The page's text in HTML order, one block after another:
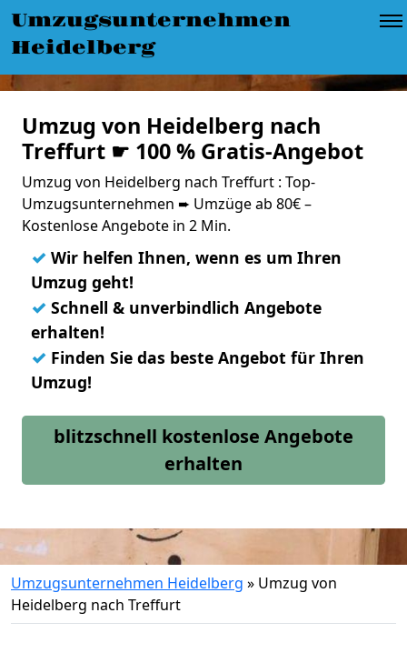
Umzugsunternehmen
Heidelberg
Umzug von Heidelberg nach
Treffurt ☛ 100 % Gratis-Angebot
Umzug von Heidelberg nach Treffurt : Top-
Umzugsunternehmen ➨ Umzüge ab 80€ –
Kostenlose Angebote in 2 Min.
✓ Wir helfen Ihnen, wenn es um Ihren
Umzug geht!
✓ Schnell & unverbindlich Angebote
erhalten!
✓ Finden Sie das beste Angebot für Ihren
Umzug!
blitzschnell kostenlose Angebote
erhalten
Umzugsunternehmen Heidelberg » Umzug von
Heidelberg nach Treffurt